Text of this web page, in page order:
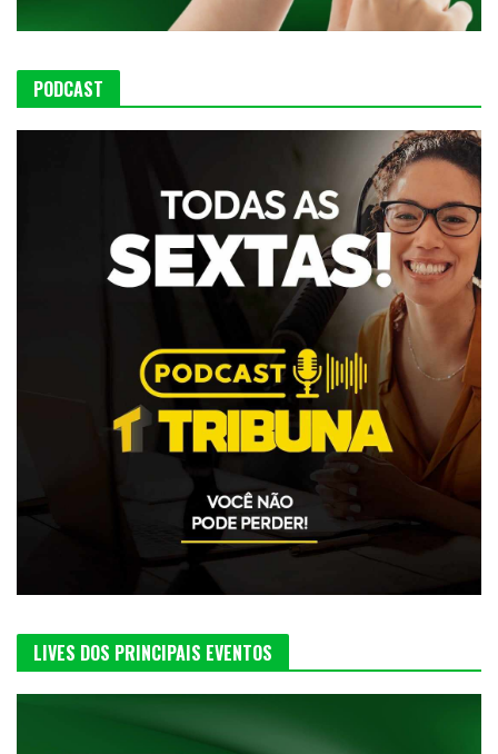
PODCAST
LIVES DOS PRINCIPAIS EVENTOS